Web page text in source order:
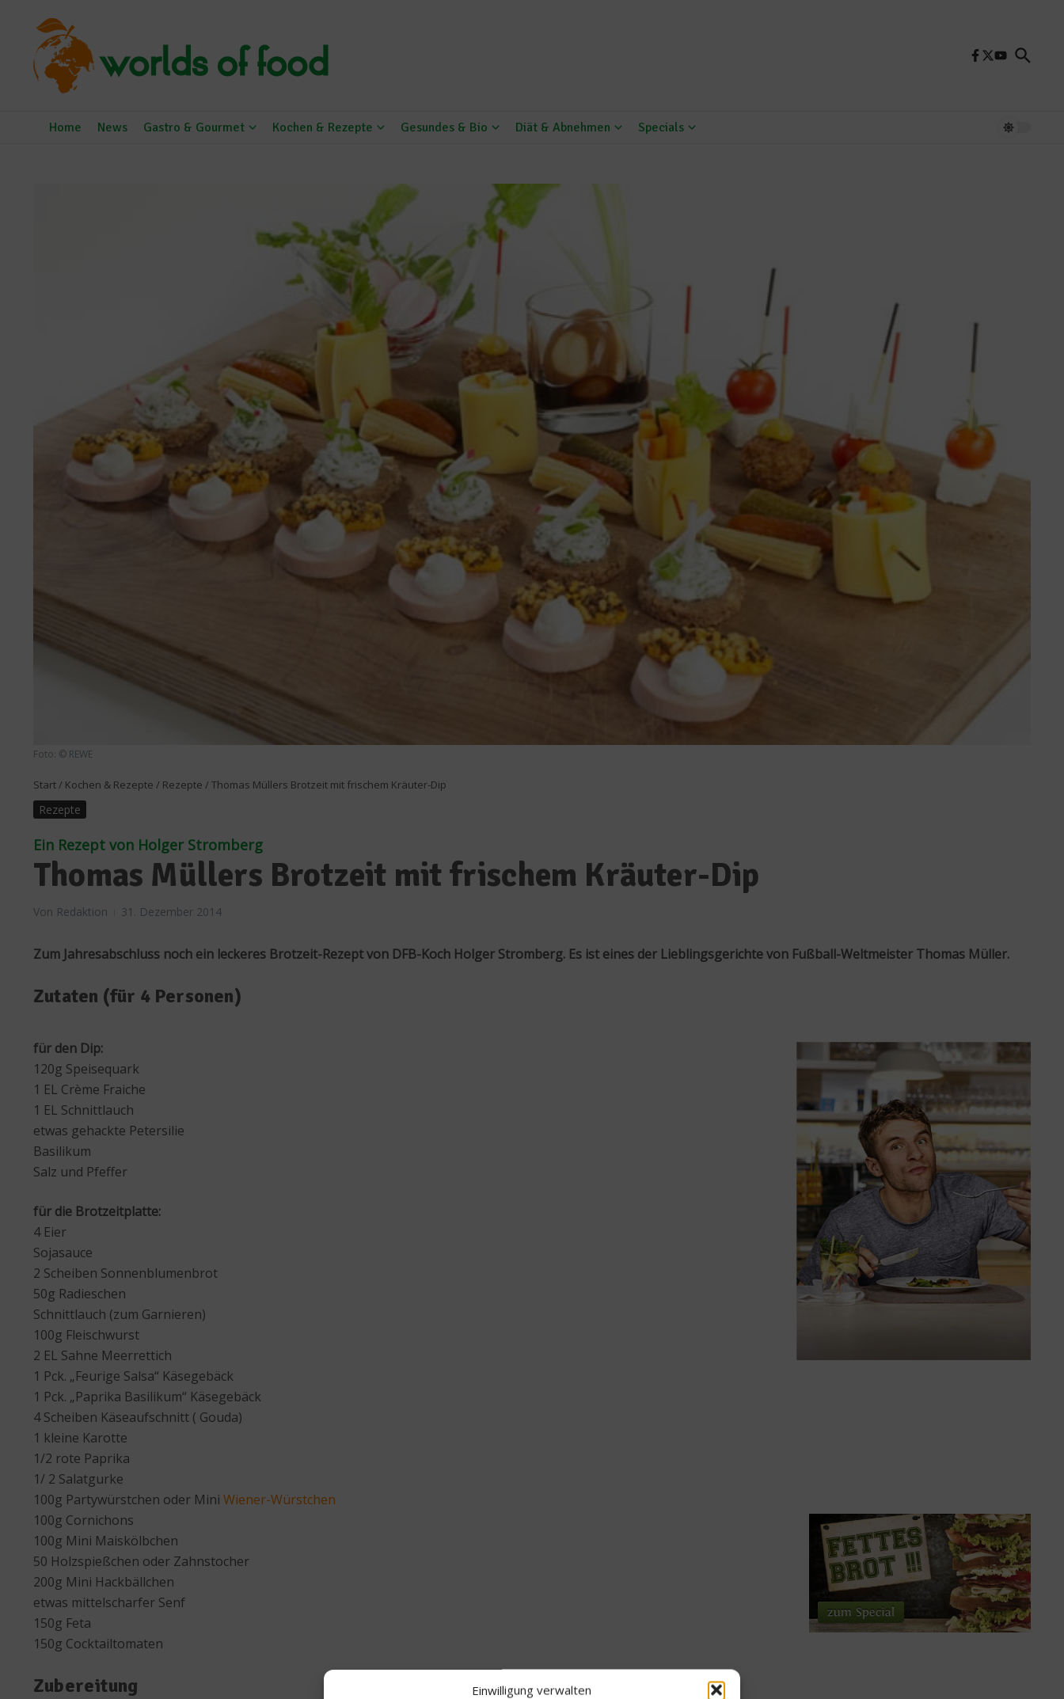
Einwilligung verwalten
Home News Gastro & Gourmet Kochen & Rezepte Gesundes & Bio Diät & Abnehmen Specials
Foto: © REWE
Start/ Kochen & Rezepte / Rezepte / Thomas Müllers Brotzeit mit frischem Kräuter-Dip
Rezepte
Ein Rezept von Holger Stromberg
Thomas Müllers Brotzeit mit frischem Kräuter-Dip
Von Redaktion 31. Dezember 2014
Zum Jahresabschluss noch ein leckeres Brotzeit-Rezept von DFB-Koch Holger Stromberg. Es ist eines der Lieblingsgerichte von Fußball-Weltmeister Thomas Müller.
Zutaten (für 4 Personen)
für den Dip:
120g Speisequark
1 EL Crème Fraiche
1 EL Schnittlauch
etwas gehackte Petersilie
Basilikum
Salz und Pfeffer
für die Brotzeitplatte:
4 Eier
Sojasauce
2 Scheiben Sonnenblumenbrot
50g Radieschen
Schnittlauch (zum Garnieren)
100g Fleischwurst
2 EL Sahne Meerrettich
1 Pck. „Feurige Salsa“ Käsegebäck
1 Pck. „Paprika Basilikum“ Käsegebäck
4 Scheiben Käseaufschnitt ( Gouda)
1 kleine Karotte
1/2 rote Paprika
1/ 2 Salatgurke
100g Partywürstchen oder Mini Wiener-Würstchen
100g Cornichons
100g Mini Maiskölbchen
50 Holzspießchen oder Zahnstocher
200g Mini Hackbällchen
etwas mittelscharfer Senf
150g Feta
150g Cocktailtomaten
Zubereitung